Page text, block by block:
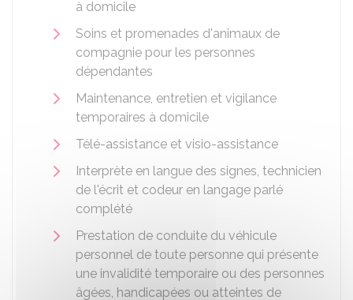
à domicile
Soins et promenades d'animaux de
compagnie pour les personnes
dépendantes
Maintenance, entretien et vigilance
temporaires à domicile
Télé-assistance et visio-assistance
Interprète en langue des signes, technicien
de l'écrit et codeur en langage parlé
complété
Prestation de conduite du véhicule
personnel de toute personne qui présente
une invalidité temporaire ou des personnes
âgées, handicapées ou atteintes de